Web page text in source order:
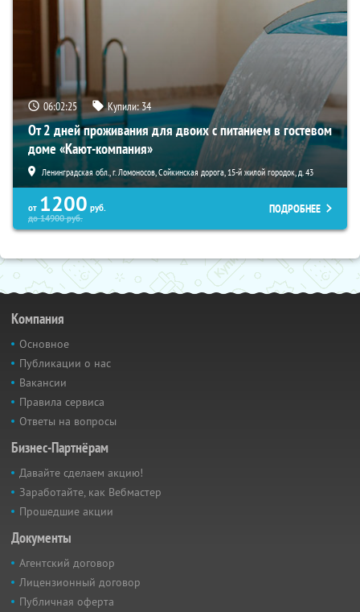
06:02:23 Купили:34
От 2 дней проживания для двоих с питанием в гостевом
доме «Кают-компания»
Ленинградская обл., г. Ломоносов, Сойкинская дорога, 15-й жилой городок, д. 43
от 1200 руб.
до14900руб.
ПОДРОБНЕЕ
Компания
Основное
Публикации о нас
Вакансии
Правила сервиса
Ответы на вопросы
Бизнес-Партнёрам
Давайте сделаем акцию!
Заработайте, как Вебмастер
Прошедшие акции
Документы
Агентский договор
Лицензионный договор
Публичная оферта